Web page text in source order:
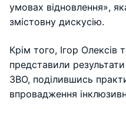
умовах відновлення»,
змістовну дискусію.
Крім того, Ігор Олексів
представили
ЗВО, поділившись
впровадження